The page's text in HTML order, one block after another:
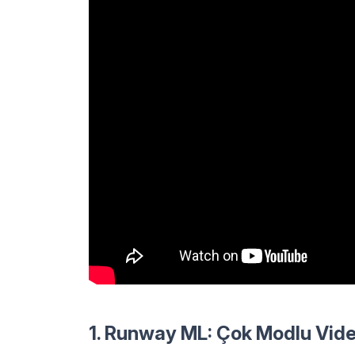
1. Runway ML: Çok Modlu